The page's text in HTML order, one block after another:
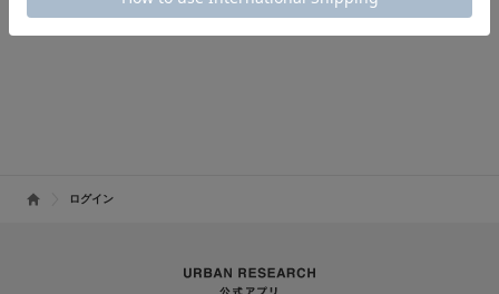
UR CLUBの詳しいサービス内容はこちら
ログイン